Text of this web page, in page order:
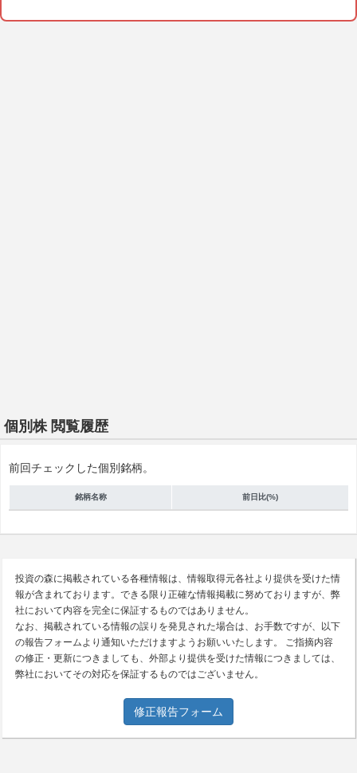
個別株 閲覧履歴
前回チェックした個別銘柄。
銘柄名称 前日比(%)
投資の森に掲載されている各種情報は、情報取得元各社より提供を受けた情
報が含まれております。できる限り正確な情報掲載に努めておりますが、弊
社において内容を完全に保証するものではありません。
なお、掲載されている情報の誤りを発見された場合は、お手数ですが、以下
の報告フォームより通知いただけますようお願いいたします。 ご指摘内容
の修正・更新につきましても、外部より提供を受けた情報につきましては、
弊社においてその対応を保証するものではございません。
修正報告フォーム